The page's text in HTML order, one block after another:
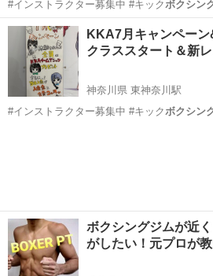
#インストラクター募集中 #キックボクシン
ター募集中 …
神奈川 横浜市 東神奈川駅 空手/
KKA7月キャンペー
クラススタート＆新
神奈川県 東神奈川駅
#インストラクター募集中 #キックボクシン
ボクシングジムが近
がしたい！元プロが